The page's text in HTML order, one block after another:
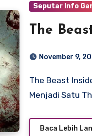
Seputar Info
The
November 9,
The Beast Inside – Ketakutan dari Dua Dunia yang Terjalin
Menjadi Satu
Baca Lebih